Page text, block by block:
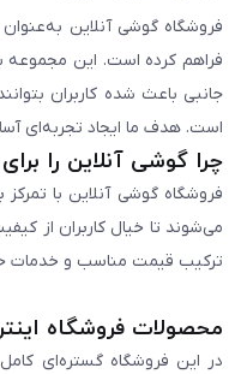
فراهم کرده است. این مجموعه
جانبی باعث شده کاربران
است. هدف ما ایجاد تجربه‌ای
چرا گوشی آنلاین را
فروشگاه گوشی آنلاین با
می‌شوند تا خیال کاربران از
ترکیب قیمت مناسب و خدمات
محصولات فروشگاه
در این فروشگاه گستره‌ای